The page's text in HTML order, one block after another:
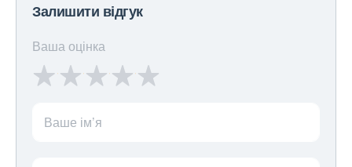
Залишити відгук
Ваша оцінка
Ваше ім’я